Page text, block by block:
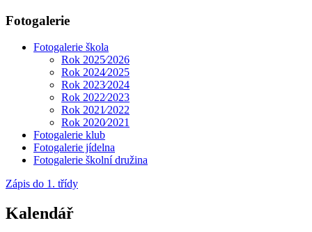
Fotogalerie
Fotogalerie škola
Rok 2025⁄2026
Rok 2024⁄2025
Rok 2023⁄2024
Rok 2022⁄2023
Rok 2021⁄2022
Rok 2020⁄2021
Fotogalerie klub
Fotogalerie jídelna
Fotogalerie školní družina
Zápis do 1. třídy
Kalendář